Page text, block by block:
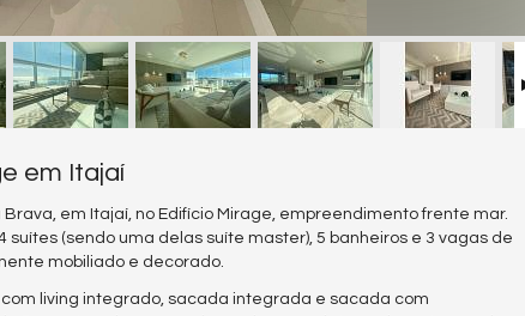
em Itajaí
em Itajaí, no Edifício Mirage, empreendimento frente mar.
suítes (sendo uma delas suíte master), 5 banheiros e 3 vagas de
mobiliado e decorado.
living integrado, sacada integrada e sacada com